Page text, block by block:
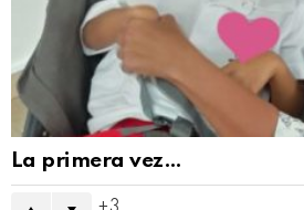
La primera vez…